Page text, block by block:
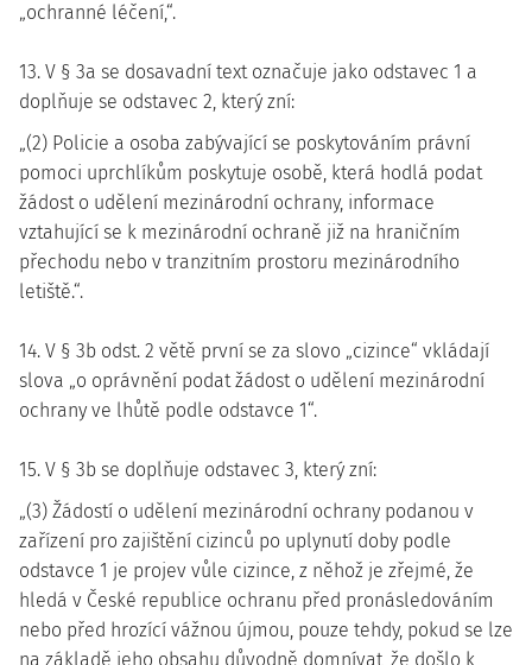
„ochranné léčení,“.
13. V § 3a se dosavadní text označuje jako odstavec 1 a
doplňuje se odstavec 2, který zní:
„(2) Policie a osoba zabývající se poskytováním právní
pomoci uprchlíkům poskytuje osobě, která hodlá podat
žádost o udělení mezinárodní ochrany, informace
vztahující se k mezinárodní ochraně již na hraničním
přechodu nebo v tranzitním prostoru mezinárodního
letiště.“.
14. V § 3b odst. 2 větě první se za slovo „cizince“ vkládají
slova „o oprávnění podat žádost o udělení mezinárodní
ochrany ve lhůtě podle odstavce 1“.
15. V § 3b se doplňuje odstavec 3, který zní:
„(3) Žádostí o udělení mezinárodní ochrany podanou v
zařízení pro zajištění cizinců po uplynutí doby podle
odstavce 1 je projev vůle cizince, z něhož je zřejmé, že
hledá v České republice ochranu před pronásledováním
nebo před hrozící vážnou újmou, pouze tehdy, pokud se lze
na základě jeho obsahu důvodně domnívat, že došlo k